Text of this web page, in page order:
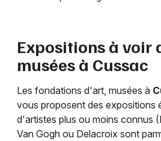
Expositions à voir
musées à Cussac
Les fondations d'art, musées à
vous proposent des expositions
d'artistes plus ou moins connus
Van Gogh ou Delacroix sont